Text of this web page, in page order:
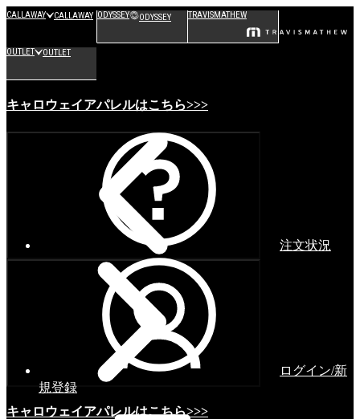
CALLAWAY CALLAWAY ODYSSEY ODYSSEY TRAVISMATHEW
OUTLET OUTLET
キャロウェイアパレルはこちら>>>
キャロウェイアパレルはこちら>>>
注文状況
ログイン/新
規登録